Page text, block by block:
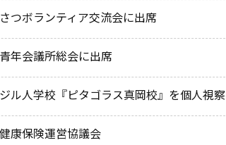
つボランティア交流会に出席
年会議所総会に出席
ル人学校『ピタゴラス真岡校』を個人視察
康保険運営協議会